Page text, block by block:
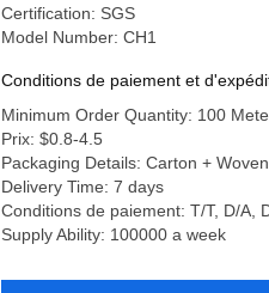
Certification: SGS
Model Number: CH1
Conditions de paiement et
Minimum Order Quantity: 100
Prix: $0.8-4.5
Packaging Details: Carton +
Delivery Time: 7 days
Conditions de paiement: T/T, D/A,
Supply Ability: 100000 a week